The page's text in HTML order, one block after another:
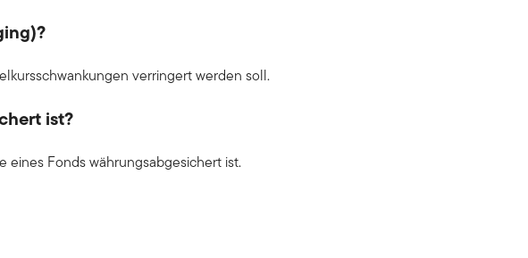
verringert werden soll.
ist?
eines Fonds währungsabgesichert ist.